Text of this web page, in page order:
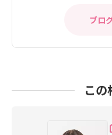
ブロ
この